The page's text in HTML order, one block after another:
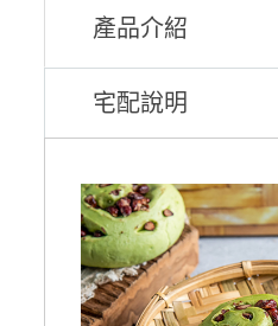
產品介紹
宅配說明